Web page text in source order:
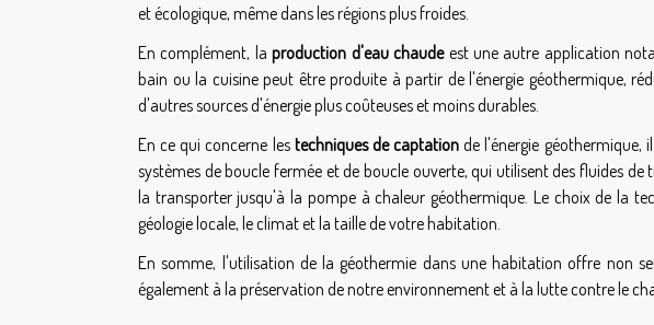
et écologique, même dans les régions plus froides.
En complément, laproduction d'eau chaudeest une autre application
bain ou la cuisine peut être produite à partir de l'énergie géothermique,
d'autres sources d'énergie plus coûteuses et moins durables.
En ce qui concerne les techniques de captation de l'énergie géothermique,
systèmes de boucle fermée et de boucle ouverte, qui utilisent des fluides
la transporter jusqu'à la pompe à chaleur géothermique. Le choix de la
géologie locale, le climat et la taille de votre habitation.
En somme, l'utilisation de la géothermie dans une habitation offre non
également à la préservation de notre environnement et à la lutte contre le